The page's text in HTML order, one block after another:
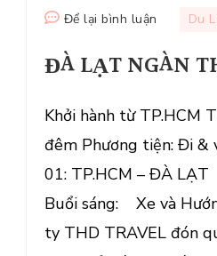
Để lại bình luận
LẠT
THÔNG
Du
ĐÀ LẠT NGÀN
Khởi hành từ TP.HCM
đêm Phương tiện: Đi &
01: TP.HCM – ĐÀ
Buổi sáng: Xe và
ty THD TRAVEL đón